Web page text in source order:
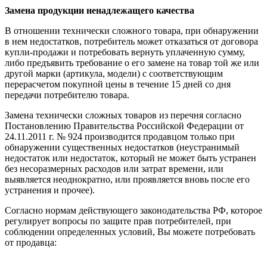
Замена продукции ненадлежащего качества
В отношении технически сложного товара, при обнаружении
в нем недостатков, потребитель может отказаться от договора
купли-продажи и потребовать вернуть уплаченную сумму,
либо предъявить требование о его замене на товар той же или
другой марки (артикула, модели) с соответствующим
перерасчетом покупной цены в течение 15 дней со дня
передачи потребителю товара.
Замена технически сложных товаров из перечня согласно
Постановлению Правительства Российской Федерации от
24.11.2011 г. № 924 производится продавцом только при
обнаружении существенных недостатков (неустранимый
недостаток или недостаток, который не может быть устранен
без несоразмерных расходов или затрат времени, или
выявляется неоднократно, или проявляется вновь после его
устранения и прочее).
Согласно нормам действующего законодательства РФ, которое
регулирует вопросы по защите прав потребителей, при
соблюдении определенных условий, Вы можете потребовать
от продавца: